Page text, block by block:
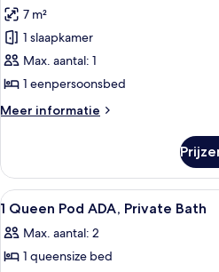
voor
Kamer,
gedeelde
badkamer
(Single
Pod)
7 m²
1 slaapkamer
Max. aantal: 1
1 eenpersoonsbed
Meer informatie
Meer
gedeelde
badkamer
(Single
Alle
foto's
voor
1
1
1 Queen Pod ADA, Private Bath
Max. aantal: 2
1 queensize bed